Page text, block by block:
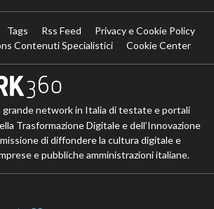
Tags Rss Feed
Privacy e Cookie Policy
Contenuti Specialistici
Cookie Center
grande network in Italia di testate e portali
Trasformazione Digitale e dell’Innovazione
di diffondere la cultura digitale e
e pubbliche amministrazioni italiane.